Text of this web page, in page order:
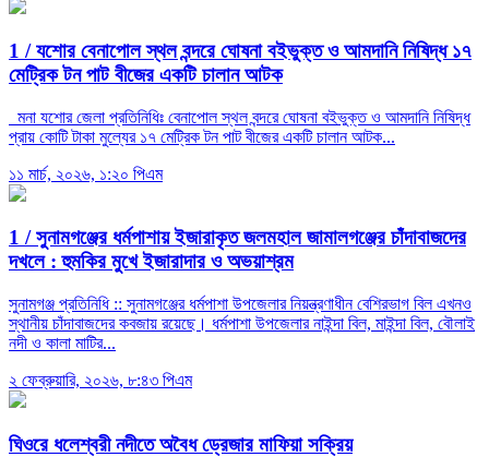
1 /যশোর বেনাপোল স্থল বন্দরে ঘোষনা বইভুক্ত ও আমদানি নিষিদ্ধ ১৭
মেট্রিক টন পাট বীজের একটি চালান আটক
মনা যশোর জেলা প্রতিনিধিঃ বেনাপোল স্থল বন্দরে ঘোষনা বইভুক্ত ও আমদানি নিষিদ্ধ
প্রায় কোটি টাকা মুল্যের ১৭ মেট্রিক টন পাট বীজের একটি চালান আটক...
১১ মার্চ, ২০২৬, ১:২০ পিএম
1 /সুনামগঞ্জের ধর্মপাশায় ইজারাকৃত জলমহাল জামালগঞ্জের চাঁদাবাজদের
দখলে : হুমকির মুখে ইজারাদার ও অভয়াশ্রম
সুনামগঞ্জ প্রতিনিধি :: সুনামগঞ্জের ধর্মপাশা উপজেলার নিয়ন্ত্রণাধীন বেশিরভাগ বিল এখনও
স্থানীয় চাঁদাবাজদের কবজায় রয়েছে। ধর্মপাশা উপজেলার নাইন্দা বিল, মাইন্দা বিল, বৌলাই
নদী ও কালা মাটির...
২ ফেব্রুয়ারি, ২০২৬, ৮:৪৩ পিএম
ঘিওরে ধলেশ্বরী নদীতে অবৈধ ড্রেজার মাফিয়া সক্রিয়